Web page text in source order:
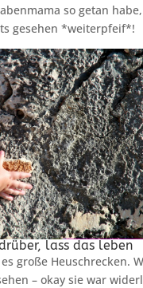
so getan
gesehen *weiterpfeif*!
lass das leben
große Heuschrecken.
– okay sie war